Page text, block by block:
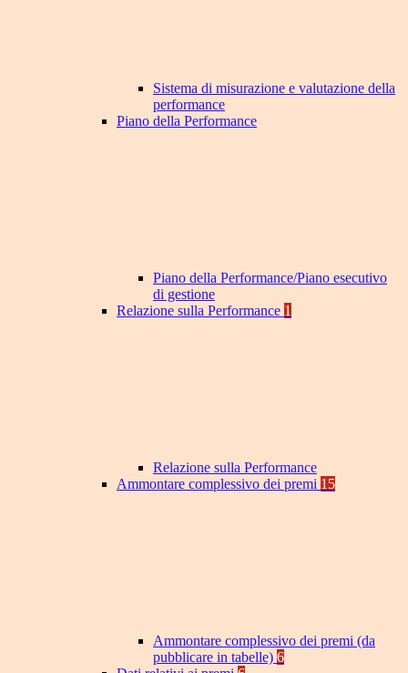
Sistema di misurazione e valutazione della
performance
Piano della Performance
Piano della Performance/Piano esecutivo
di gestione
Relazione sulla Performance 1
Relazione sulla Performance
Ammontare complessivo dei premi 15
Ammontare complessivo dei premi (da
pubblicare in tabelle) 6